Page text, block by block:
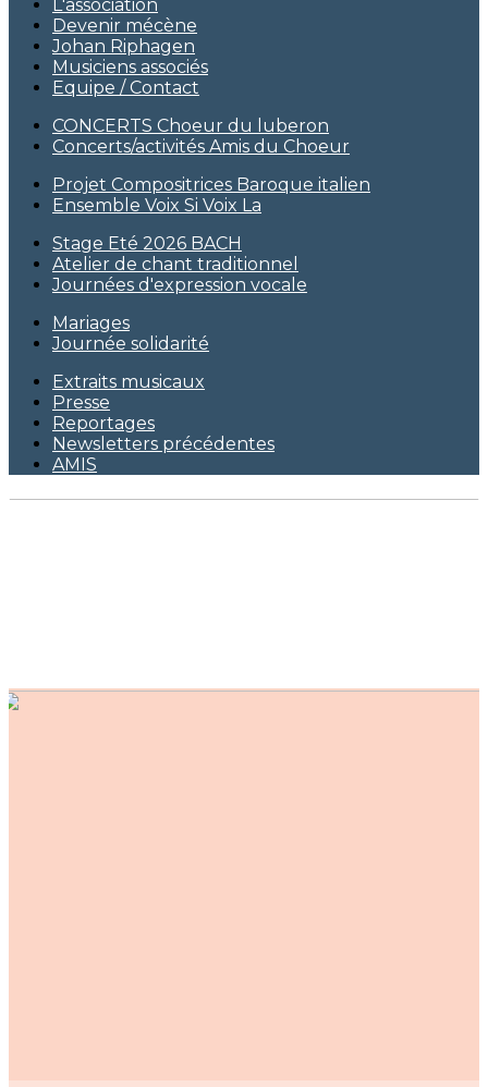
L'association
Devenir mécène
Johan Riphagen
Musiciens associés
Equipe / Contact
CONCERTS Choeur du luberon
Concerts/activités Amis du Choeur
Projet Compositrices Baroque italien
Ensemble Voix Si Voix La
Stage Eté 2026 BACH
Atelier de chant traditionnel
Journées d'expression vocale
Mariages
Journée solidarité
Extraits musicaux
Presse
Reportages
Newsletters précédentes
AMIS